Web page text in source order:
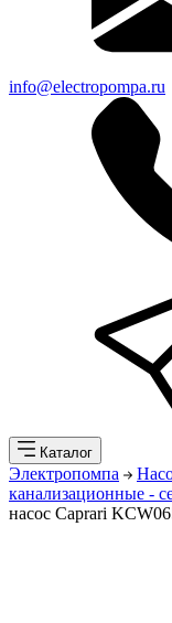
info@electropompa.ru
Каталог
Электропомпа
канализационные -
насос Caprari